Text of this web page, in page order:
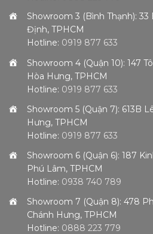
Showroom 3 (Bình Thạnh):
Định, TPHCM
Hotline: 0919 877 633
Showroom 4 (Quận 10): 147
Hòa Hưng, TPHCM
Hotline: 0919 877 633
Showroom 5 (Quận 7): 613B
Hưng, TPHCM
Hotline: 0919 877 633
Showroom 6 (Quận 6): 187
Phú Lâm, TPHCM
Hotline: 0938 740 789
Showroom 7 (Quận 8): 478
Chánh Hưng, TPHCM
Hotline: 0888 223 779